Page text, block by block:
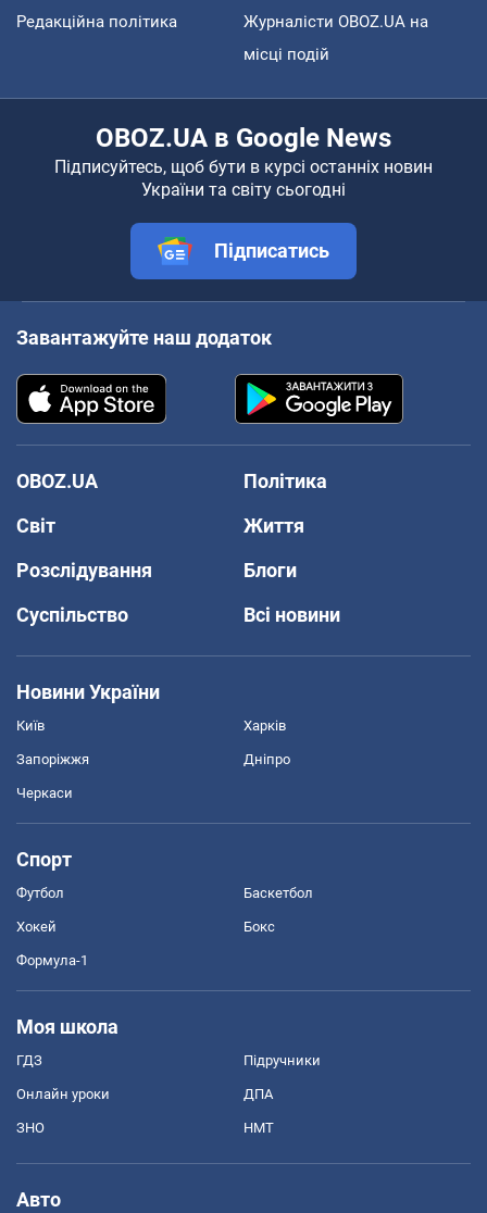
Редакційна політика
Журналісти OBOZ.UA на
місці подій
OBOZ.UA в Google News
Підписуйтесь, щоб бути в курсі останніх новин
України та світу сьогодні
Підписатись
Завантажуйте наш додаток
OBOZ.UA
Політика
Світ
Життя
Розслідування
Блоги
Суспільство
Всі новини
Новини України
Київ Харків
Запоріжжя Дніпро
Черкаси
Спорт
Футбол Баскетбол
Хокей Бокс
Формула-1
Моя школа
ГДЗ Підручники
Онлайн уроки ДПА
ЗНО НМТ
Авто